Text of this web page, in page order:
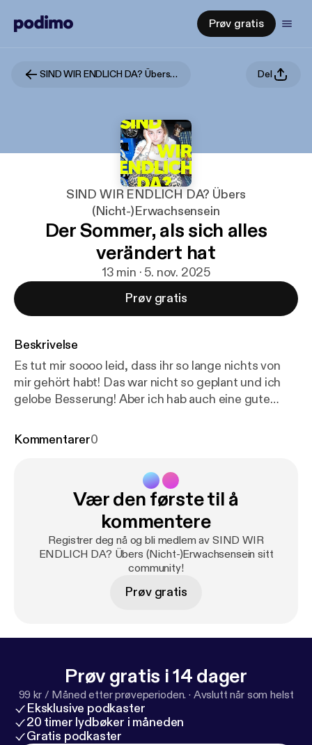
Prøv gratis
SIND WIR ENDLICH DA? Übers (Nicht-)Erwachsensein Del
SIND WIR ENDLICH DA? Übers
(Nicht-)Erwachsensein
Der Sommer, als sich alles
verändert hat
13 min · 5. nov. 2025
Prøv gratis
Beskrivelse
Es tut mir soooo leid, dass ihr so lange nichts von
mir gehört habt! Das war nicht so geplant und ich
gelobe Besserung! Aber ich hab auch eine gute
UMFRAGE teil: umfrage.sindwirendlichda.de [
Podcast besser!) DANKE ❤️ 📱 SWED auf
https://www.instagram.com/sindwirendli
] 📱 SWED auf TikTok [ https://www.tiktok.co
m/@sindwirendlichda] 💌 Ihr habt eine Frage, einen
Wunsch oder Feedback? Schreibt mir!
hallo@sindwirendlichda.de Intro & Outro by
Konstantin Ihlenfeld [ https://www.instagram.com/s
Kommentarer0
Vær den første til å
kommentere
Registrer deg nå og bli medlem av SIND WIR
ENDLICH DA? Übers (Nicht-)Erwachsensein sitt
community!
Prøv gratis
Prøv gratis i 14 dager
99 kr / Måned etter prøveperioden. · Avslutt når som helst
Eksklusive podkaster
20 timer lydbøker i måneden
Gratis podkaster